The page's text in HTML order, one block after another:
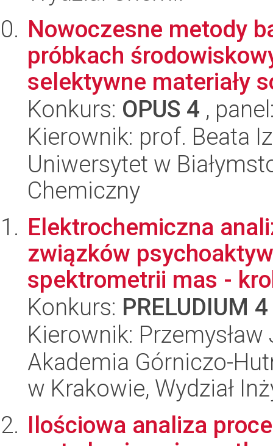
Nowoczesne metody
próbkach
selektywne materiały
Konkurs: OPUS 4 ,
Kierownik: prof. Beata
Uniwersytet w
Chemiczny
Elektrochemiczna
związków
spektrometrii mas -
Konkurs: PRELUDIUM 4
Kierownik:
Akademia Górniczo-
w Krakowie, Wydział
Ilościowa analiza